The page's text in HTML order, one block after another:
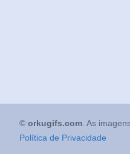
© orkugifs.com . As
Política de Privacidade